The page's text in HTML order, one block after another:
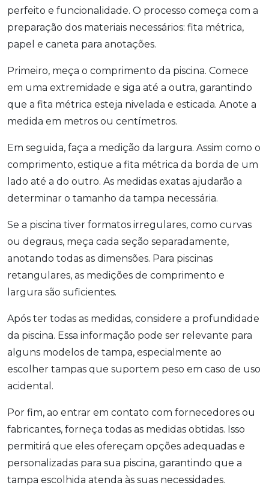
perfeito e funcionalidade. O processo começa com a
preparação dos materiais necessários: fita métrica,
papel e caneta para anotações.
Primeiro, meça o comprimento da piscina. Comece
em uma extremidade e siga até a outra, garantindo
que a fita métrica esteja nivelada e esticada. Anote a
medida em metros ou centímetros.
Em seguida, faça a medição da largura. Assim como o
comprimento, estique a fita métrica da borda de um
lado até a do outro. As medidas exatas ajudarão a
determinar o tamanho da tampa necessária.
Se a piscina tiver formatos irregulares, como curvas
ou degraus, meça cada seção separadamente,
anotando todas as dimensões. Para piscinas
retangulares, as medições de comprimento e
largura são suficientes.
Após ter todas as medidas, considere a profundidade
da piscina. Essa informação pode ser relevante para
alguns modelos de tampa, especialmente ao
escolher tampas que suportem peso em caso de uso
acidental.
Por fim, ao entrar em contato com fornecedores ou
fabricantes, forneça todas as medidas obtidas. Isso
permitirá que eles ofereçam opções adequadas e
personalizadas para sua piscina, garantindo que a
tampa escolhida atenda às suas necessidades.